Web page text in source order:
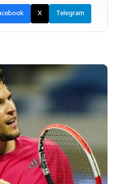
X Telegram